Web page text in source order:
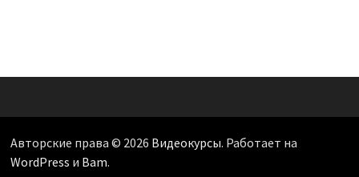
Авторские права © 2026 Видеокурсы. Работает на
WordPress и Bam.